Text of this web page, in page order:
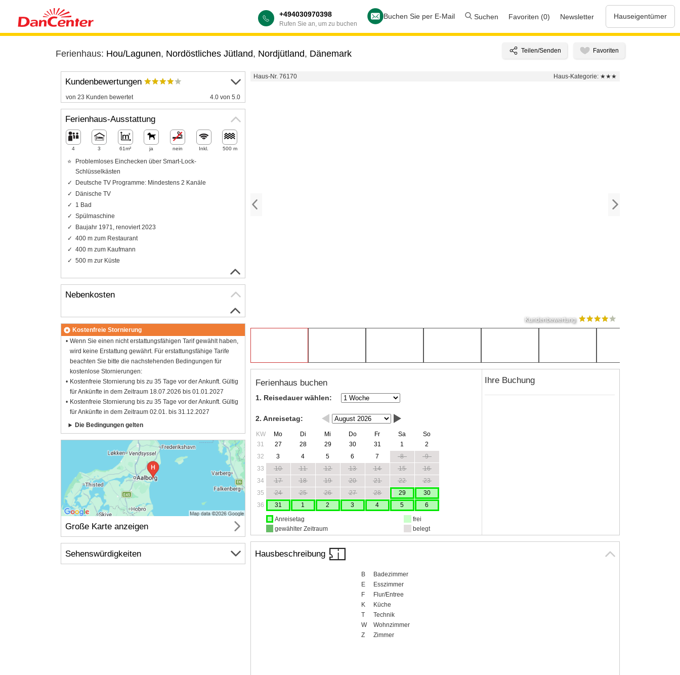
+494030970398
Rufen Sie an, um zu buchen
Buchen Sie per E-Mail Suchen Favoriten (0) Newsletter Hauseigentümer
Ferienhaus: Hou/Lagunen, Nordöstliches Jütland, Nordjütland, Dänemark
Haus-Nr. 76170 Haus-Kategorie: ★★★
Kundenbewertung
Ferienhaus buchen
1. Reisedauer wählen:
2. Anreisetag:
KW Mo Di Mi Do Fr Sa
So
31
27 28 29 30 31 1
2
32
3 4 5 6 7 8
9
33
10 11 12 13 14 15
16
34
17 18 19 20 21 22
23
35
24 25 26 27 28 29
30
36
31 1 2 3 4 5
6
Anreisetag
gewählter Zeitraum
frei
belegt
Ihre Buchung
Hausbeschreibung
B
Badezimmer
E
Esszimmer
F
Flur/Entree
K
Küche
T
Technik
W
Wohnzimmer
Z
Zimmer
Kundenbewertungen
von 23 Kunden bewertet 4.0 von 5.0
Ferienhaus-Ausstattung
4 3 61m² ja nein Inkl. 500 m
Problemloses Einchecken über Smart-Lock-
Schlüsselkästen
Deutsche TV Programme: Mindestens 2 Kanäle
Dänische TV
1 Bad
Spülmaschine
Baujahr 1971, renoviert 2023
400 m zum Restaurant
400 m zum Kaufmann
500 m zur Küste
Nebenkosten
Kostenfreie Stornierung
Wenn Sie einen nicht erstattungsfähigen Tarif gewählt haben,
wird keine Erstattung gewährt. Für erstattungsfähige Tarife
beachten Sie bitte die nachstehenden Bedingungen für
kostenlose Stornierungen:
Kostenfreie Stornierung bis zu 35 Tage vor der Ankunft. Gültig
für Ankünfte in dem Zeitraum 18.07.2026 bis 01.01.2027
Kostenfreie Stornierung bis zu 35 Tage vor der Ankunft. Gültig
für Ankünfte in dem Zeitraum 02.01. bis 31.12.2027
Die Bedingungen gelten
Große Karte anzeigen
Sehenswürdigkeiten